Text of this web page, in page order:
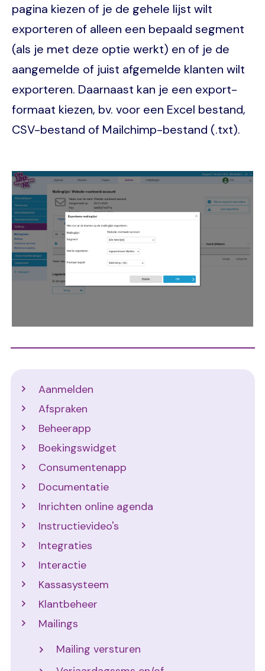
pagina kiezen of je de gehele lijst wilt
exporteren of alleen een bepaald segment
(als je met deze optie werkt) en of je de
aangemelde of juist afgemelde klanten wilt
exporteren. Daarnaast kan je een export-
formaat kiezen, bv. voor een Excel bestand,
CSV-bestand of Mailchimp-bestand (.txt).
Image
Aanmelden
Afspraken
Beheerapp
Boekingswidget
Consumentenapp
Documentatie
Inrichten online agenda
Instructievideo's
Integraties
Interactie
Kassasysteem
Klantbeheer
Mailings
Mailing versturen